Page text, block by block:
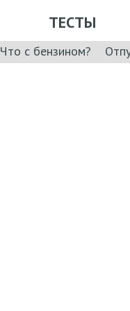
ТЕСТЫ
Что с бензином?